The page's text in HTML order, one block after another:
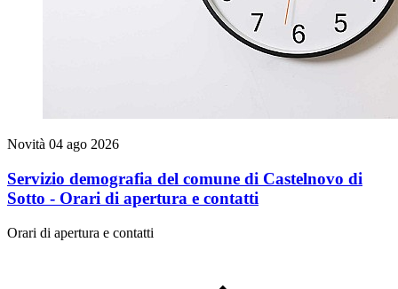
Novità 04 ago 2026
Servizio demografia del comune di Castelnovo di
Sotto - Orari di apertura e contatti
Orari di apertura e contatti